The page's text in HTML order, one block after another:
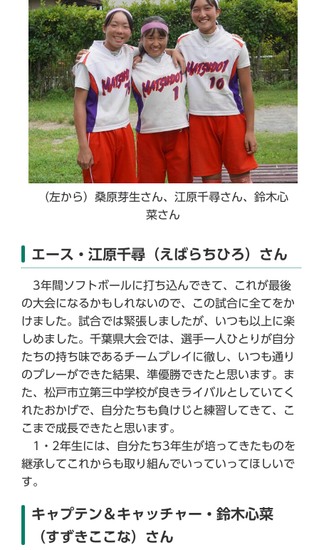
（左から）桑原芽生さん、江原千尋さん、鈴木心
菜さん
エース・江原千尋（えばらちひろ）さん
3年間ソフトボールに打ち込んできて、これが最後
の大会になるかもしれないので、この試合に全てをか
けました。試合では緊張しましたが、いつも以上に楽
しめました。千葉県大会では、選手一人ひとりが自分
たちの持ち味であるチームプレイに徹し、いつも通り
のプレーができた結果、準優勝できたと思います。ま
た、松戸市立第三中学校が良きライバルとしていてく
れたおかげで、自分たちも負けじと練習してきて、こ
こまで成長できたと思います。
1・2年生には、自分たち3年生が培ってきたものを
継承してこれからも取り組んでいっていってほしいで
す。
キャプテン＆キャッチャー・鈴木心菜
（すずきここな）さん